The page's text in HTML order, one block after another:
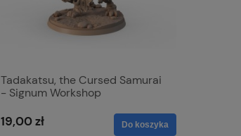
Tadakatsu, the Cursed Samurai
- Signum Workshop
19,00 zł Do koszyka